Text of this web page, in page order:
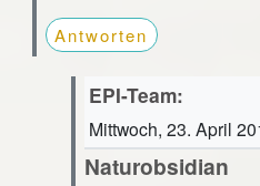
Antworten
EPI-Team:
Mittwoch, 23. April
Naturobsidian